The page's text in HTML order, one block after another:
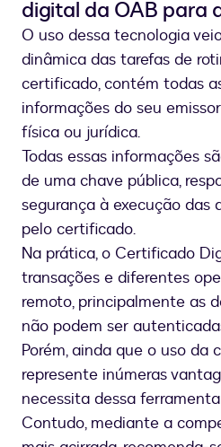
digital da OAB para
O uso dessa tecnologia
dinâmica das tarefas de
certificado, contém todas
informações do seu
física ou jurídica.
Todas essas informações
de uma chave pública,
segurança à execução das
pelo certificado.
Na prática, o Certificado
transações e diferentes
remoto, principalmente as
não podem ser
Porém, ainda que o uso da
represente inúmeras
necessita dessa
Contudo, mediante a